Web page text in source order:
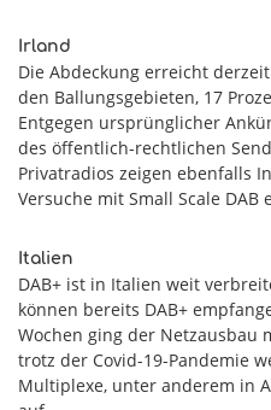
Irland
Die Abdeckung erreicht
den Ballungsgebieten, 17
Entgegen ursprünglicher
des öffentlich-rechtlichen
Privatradios zeigen ebenfalls
Versuche mit Small Scale
Italien
DAB+ ist in Italien weit
können bereits DAB+
Wochen ging der Netzausbau
trotz der Covid-19-Pandemie
Multiplexe, unter anderem in